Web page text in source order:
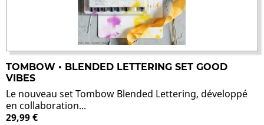
TOMBOW • BLENDED LETTERING SET GOOD
VIBES
Le nouveau set Tombow Blended Lettering, développé
en collaboration...
29,99 €